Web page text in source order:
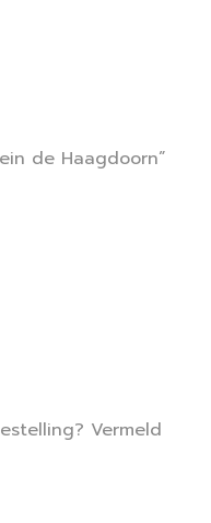
de Haagdoorn”
Vermeld